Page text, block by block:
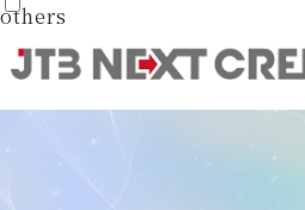
others